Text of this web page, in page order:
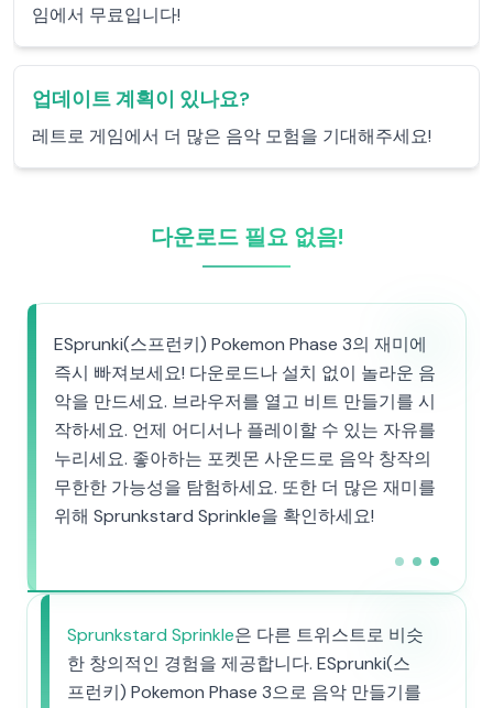
임에서 무료입니다!
업데이트 계획이 있나요?
레트로 게임에서 더 많은 음악 모험을 기대해주세요!
다운로드 필요 없음!
ESprunki(스프런키) Pokemon Phase 3의 재미에
즉시 빠져보세요! 다운로드나 설치 없이 놀라운 음
악을 만드세요. 브라우저를 열고 비트 만들기를 시
작하세요. 언제 어디서나 플레이할 수 있는 자유를
누리세요. 좋아하는 포켓몬 사운드로 음악 창작의
무한한 가능성을 탐험하세요. 또한 더 많은 재미를
위해 Sprunkstard Sprinkle을 확인하세요!
Sprunkstard Sprinkle은 다른 트위스트로 비슷
한 창의적인 경험을 제공합니다. ESprunki(스
프런키) Pokemon Phase 3으로 음악 만들기를